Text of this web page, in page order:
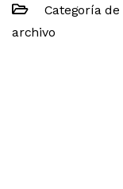
Categoría de
archivo